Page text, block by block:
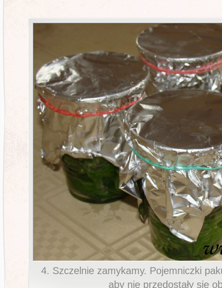
4. Szczelnie zamykamy. Pojemniczki
aby nie przedostały się